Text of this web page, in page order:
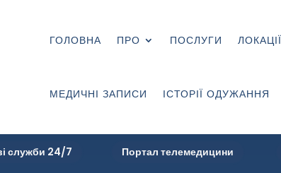
ГОЛОВНА ПРО ПОСЛУГИ ЛОКАЦІЇ
МЕДИЧНІ ЗАПИСИ ІСТОРІЇ ОДУЖАННЯ
служби 24/7 Портал телемедицини